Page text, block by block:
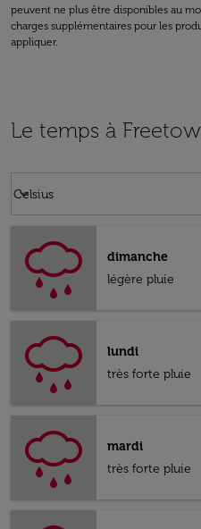
peuvent ne plus être disponibles au
charges supplémentaires pour les
appliquer.
Le temps à
Celsius
keyboard_arrow_down
dimanche
légère pluie
lundi
très forte pluie
mardi
très forte pluie